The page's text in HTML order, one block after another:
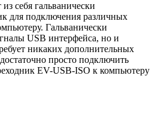
себя гальванически
для подключения различных
Гальванически
USB интерфейса, но и
никаких дополнительных
просто подключить
EV-USB-ISO к компьютеру